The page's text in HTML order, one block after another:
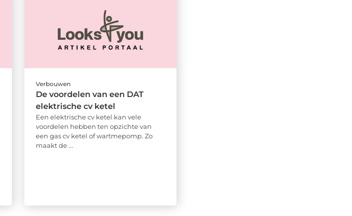
Verbouwen
De voordelen van een DAT
elektrische cv ketel
Een elektrische cv ketel kan vele
voordelen hebben ten opzichte van
een gas cv ketel of wartmepomp. Zo
maakt de ...